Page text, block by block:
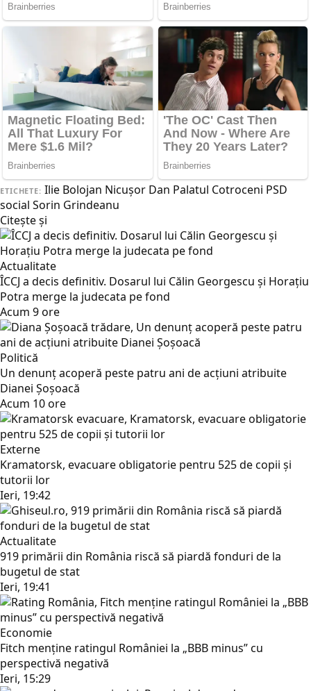
ETICHETE: Ilie Bolojan Nicuşor Dan Palatul Cotroceni PSD
social Sorin Grindeanu
Citește și
Actualitate
ÎCCJ a decis definitiv. Dosarul lui Călin Georgescu și Horațiu
Potra merge la judecata pe fond
Acum 9 ore
Politică
Un denunț acoperă peste patru ani de acțiuni atribuite
Dianei Șoșoacă
Acum 10 ore
Externe
Kramatorsk, evacuare obligatorie pentru 525 de copii și
tutorii lor
Ieri, 19:42
Actualitate
919 primării din România riscă să piardă fonduri de la
bugetul de stat
Ieri, 19:41
Economie
Fitch menține ratingul României la „BBB minus” cu
perspectivă negativă
Ieri, 15:29